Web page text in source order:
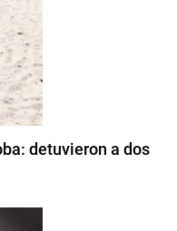
detuvieron a dos